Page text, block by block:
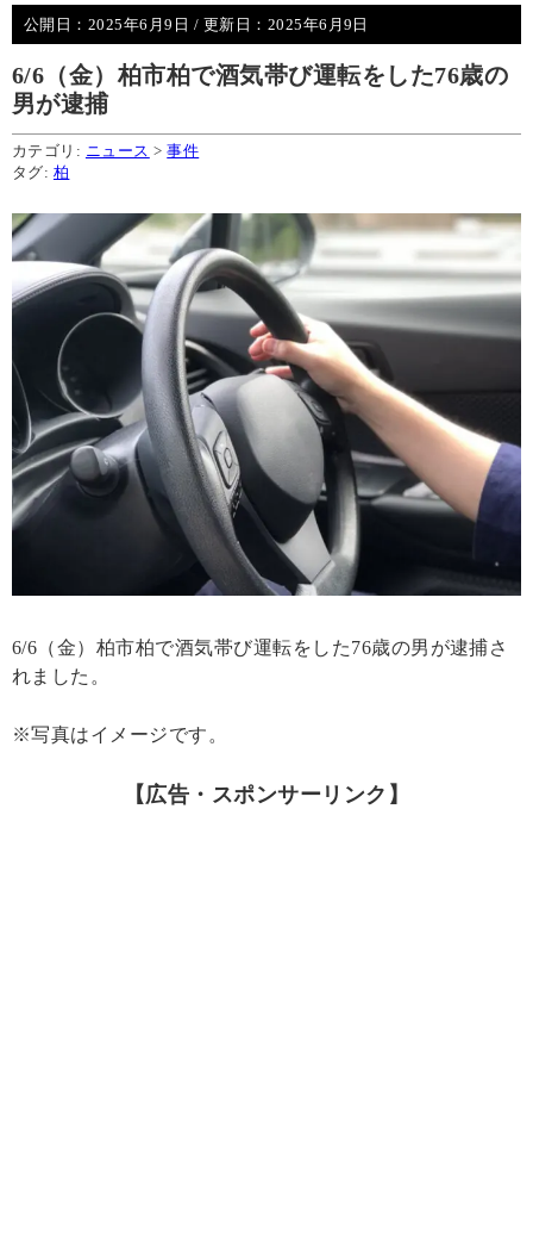
公開日： 2025年6月9日 / 更新日： 2025年6月9日
6/6（金）柏市柏で酒気帯び運転をした76歳の
男が逮捕
カテゴリ: ニュース >事件
タグ: 柏
6/6（金）柏市柏で酒気帯び運転をした76歳の男が逮捕さ
れました。
※写真はイメージです。
【広告・スポンサーリンク】